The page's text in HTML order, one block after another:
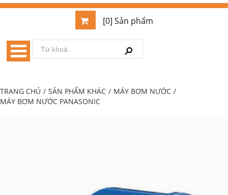
[0] Sản phẩm
TRANG CHỦ / SẢN PHẨM KHÁC / MÁY BƠM NƯỚC /
MÁY BƠM NƯỚC PANASONIC